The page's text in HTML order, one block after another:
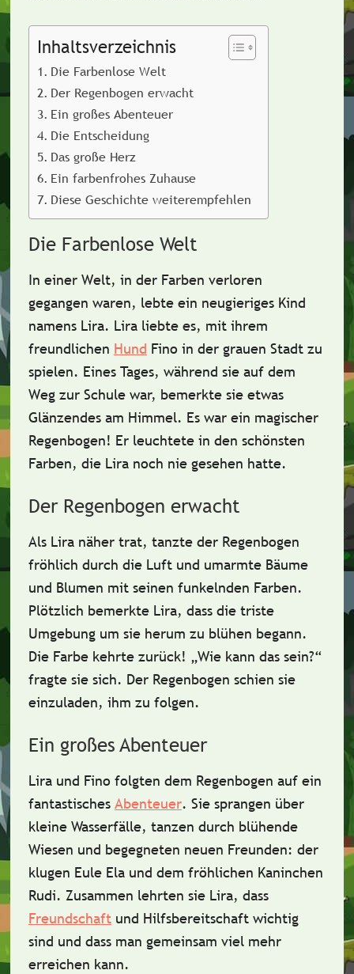
Inhaltsverzeichnis
Die Farbenlose Welt
Der Regenbogen erwacht
Ein großes Abenteuer
Die Entscheidung
Das große Herz
Ein farbenfrohes Zuhause
Diese Geschichte weiterempfehlen
Die Farbenlose Welt
In einer Welt, in der Farben verloren
gegangen waren, lebte ein neugieriges Kind
namens Lira. Lira liebte es, mit ihrem
freundlichen Hund Fino in der grauen Stadt zu
spielen. Eines Tages, während sie auf dem
Weg zur Schule war, bemerkte sie etwas
Glänzendes am Himmel. Es war ein magischer
Regenbogen! Er leuchtete in den schönsten
Farben, die Lira noch nie gesehen hatte.
Der Regenbogen erwacht
Als Lira näher trat, tanzte der Regenbogen
fröhlich durch die Luft und umarmte Bäume
und Blumen mit seinen funkelnden Farben.
Plötzlich bemerkte Lira, dass die triste
Umgebung um sie herum zu blühen begann.
Die Farbe kehrte zurück! „Wie kann das sein?“
fragte sie sich. Der Regenbogen schien sie
einzuladen, ihm zu folgen.
Ein großes Abenteuer
Lira und Fino folgten dem Regenbogen auf ein
fantastisches Abenteuer. Sie sprangen über
kleine Wasserfälle, tanzen durch blühende
Wiesen und begegneten neuen Freunden: der
klugen Eule Ela und dem fröhlichen Kaninchen
Rudi. Zusammen lehrten sie Lira, dass
Freundschaftund Hilfsbereitschaftwichtig
sind und dass man gemeinsam viel mehr
erreichen kann.